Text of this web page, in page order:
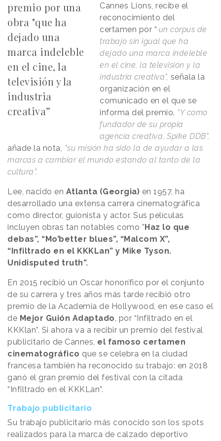
premio por una
obra "que ha
dejado una
marca indeleble
en el cine, la
televisión y la
industria
creativa”
Cannes Lions, recibe el
reconocimiento del
certamen por “·un corpus de
trabajo sin igual que ha
dejado una marca indeleble
en el cine, la televisión y la
industria creativa”, señala la
organización en el
comunicado en el que se
informa del premio. “Y como
fundador de su propia
agencia creativa, Spike DDB",
añade la nota, "su misión ha sido la de ayudar a las
marcas a cambiar el mundo estando al tanto de la
cultura”.
Lee, nacido en Atlanta (Georgia) en 1957, ha
desarrollado una extensa carrera cinematográfica
como director, guionista y actor. Sus películas
incluyen obras tan notables como ” Haz lo que
debas”, “Mo’better blues”, “Malcom X”,
“Infiltrado en el KKKLan” y Mike Tyson.
Unidisputed truth”.
En 2015 recibió un Oscar honorífico por el conjunto
de su carrera y tres años más tarde recibió otro
premio de la Academia de Hollywood, en ese caso el
de Mejor Guión Adaptado, por “Infiltrado en el
KKKlan”. Si ahora va a recibir un premio del festival
publicitario de Cannes, el famoso certamen
cinematográfico que se celebra en la ciudad
francesa también ha reconocido su trabajo: en 2018
ganó el gran premio del festival con la citada
“Infiltrado en el KKKLan”.
Trabajo publicitario
Su trabajo publicitario más conocido son los spots
realizados para la marca de calzado deportivo